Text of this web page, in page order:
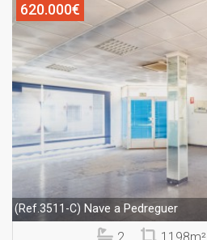
620.000€
(Ref.3511-C) Nave a Pedreguer